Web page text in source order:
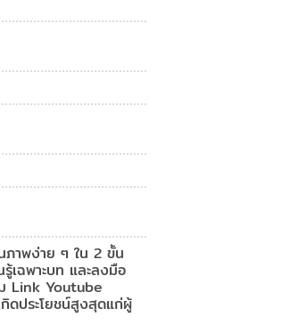
ภาพง่าย ๆ ใน 2 ขั้น
เฉพาะบท และลงมือ
Link Youtube
ดประโยชน์สูงสุดแก่ผู้